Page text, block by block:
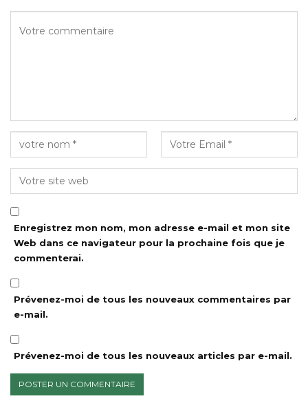
Enregistrez mon nom, mon adresse e-mail et mon site
Web dans ce navigateur pour la prochaine fois que je
commenterai.
Prévenez-moi de tous les nouveaux commentaires par
e-mail.
Prévenez-moi de tous les nouveaux articles par e-mail.